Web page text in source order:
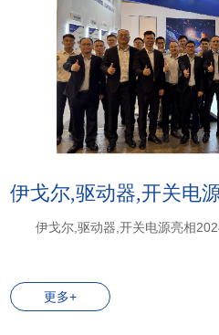
伊戈尔,驱动器,开关电源亮相
更多+